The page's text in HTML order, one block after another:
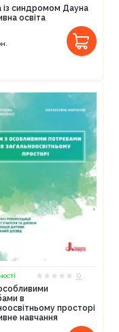
із синдромом Дауна
освіта
0
в
просторі
навчання